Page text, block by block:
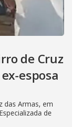
de Cruz
esposa
das Armas, em
de